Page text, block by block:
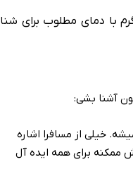
با دمای مطلوب برای شنا
آشنا بشی:
خیلی از مسافرا اشاره
ممکنه برای همه ایده آل